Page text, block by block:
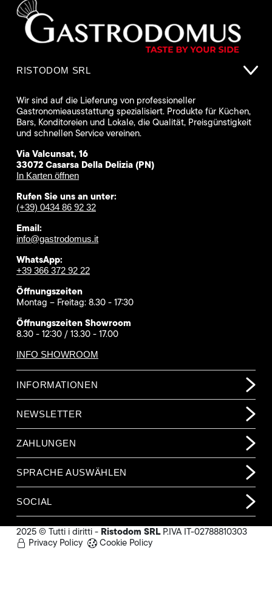
RISTODOM SRL
Wir sind auf die Lieferung von professioneller
Gastronomieausstattung spezialisiert. Produkte für Küchen,
Bars, Konditoreien und Lokale, die Qualität, Preisgünstigkeit
und schnellen Service vereinen.
Via Valcunsat, 16
33072 Casarsa Della Delizia (PN)
In Karten öffnen
Rufen Sie uns an unter:
(+39) 0434 86 92 32
Email:
info@gastrodomus.it
WhatsApp:
+39 366 372 92 22
Öffnungszeiten
Montag – Freitag: 8.30 - 17:30
Öffnungszeiten Showroom
8.30 - 12:30 / 13.30 - 17.00
INFO SHOWROOM
INFORMATIONEN
NEWSLETTER
ZAHLUNGEN
SPRACHE AUSWÄHLEN
SOCIAL
2025 © Tutti i diritti - Ristodom SRLP.IVA IT-02788810303
Privacy Policy
Cookie Policy